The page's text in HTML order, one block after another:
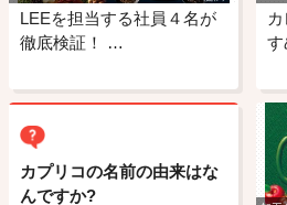
LEEを担当する社員４名が
徹底検証！ …
す
カプリコの名前の由来はな
んですか?